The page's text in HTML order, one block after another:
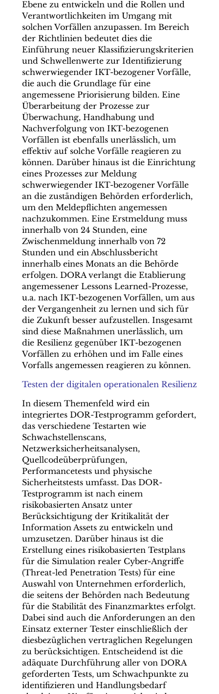
Ebene zu entwickeln und die Rollen und
Verantwortlichkeiten im Umgang mit
solchen Vorfällen anzupassen. Im Bereich
der Richtlinien bedeutet dies die
Einführung neuer Klassifizierungskriterien
und Schwellenwerte zur Identifizierung
schwerwiegender IKT-bezogener Vorfälle,
die auch die Grundlage für eine
angemessene Priorisierung bilden. Eine
Überarbeitung der Prozesse zur
Überwachung, Handhabung und
Nachverfolgung von IKT-bezogenen
Vorfällen ist ebenfalls unerlässlich, um
effektiv auf solche Vorfälle reagieren zu
können. Darüber hinaus ist die Einrichtung
eines Prozesses zur Meldung
schwerwiegender IKT-bezogener Vorfälle
an die zuständigen Behörden erforderlich,
um den Meldepflichten angemessen
nachzukommen. Eine Erstmeldung muss
innerhalb von 24 Stunden, eine
Zwischenmeldung innerhalb von 72
Stunden und ein Abschlussbericht
innerhalb eines Monats an die Behörde
erfolgen. DORA verlangt die Etablierung
angemessener Lessons Learned-Prozesse,
u.a. nach IKT-bezogenen Vorfällen, um aus
der Vergangenheit zu lernen und sich für
die Zukunft besser aufzustellen. Insgesamt
sind diese Maßnahmen unerlässlich, um
die Resilienz gegenüber IKT-bezogenen
Vorfällen zu erhöhen und im Falle eines
Vorfalls angemessen reagieren zu können.
Testen der digitalen operationalen Resilienz
In diesem Themenfeld wird ein
integriertes DOR-Testprogramm gefordert,
das verschiedene Testarten wie
Schwachstellenscans,
Netzwerksicherheitsanalysen,
Quellcodeüberprüfungen,
Performancetests und physische
Sicherheitstests umfasst. Das DOR-
Testprogramm ist nach einem
risikobasierten Ansatz unter
Berücksichtigung der Kritikalität der
Information Assets zu entwickeln und
umzusetzen. Darüber hinaus ist die
Erstellung eines risikobasierten Testplans
für die Simulation realer Cyber-Angriffe
(Threat-led Penetration Tests) für eine
Auswahl von Unternehmen erforderlich,
die seitens der Behörden nach Bedeutung
für die Stabilität des Finanzmarktes erfolgt.
Dabei sind auch die Anforderungen an den
Einsatz externer Tester einschließlich der
diesbezüglichen vertraglichen Regelungen
zu berücksichtigen. Entscheidend ist die
adäquate Durchführung aller von DORA
geforderten Tests, um Schwachpunkte zu
identifizieren und Handlungsbedarf